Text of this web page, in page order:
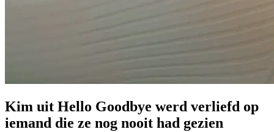
Kim uit Hello Goodbye werd verliefd op
iemand die ze nog nooit had gezien